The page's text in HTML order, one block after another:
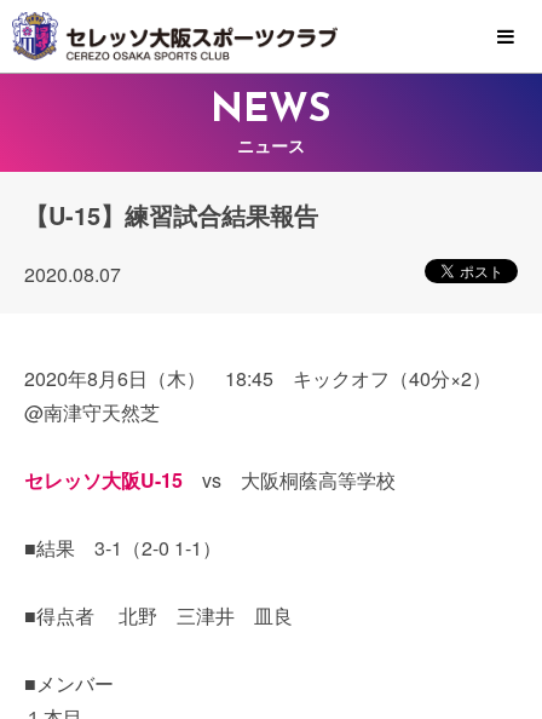
MENU
NEWS
ニュース
【U-15】練習試合結果報告
2020.08.07
2020年8月6日（木） 18:45 キックオフ（40分×2）
@南津守天然芝
セレッソ大阪U-15 vs 大阪桐蔭高等学校
■結果 3-1（2-0 1-1）
■得点者 北野 三津井 皿良
■メンバー